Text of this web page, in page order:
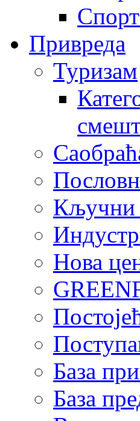
Привреда
Туризам
Кључни
Нова
База
База